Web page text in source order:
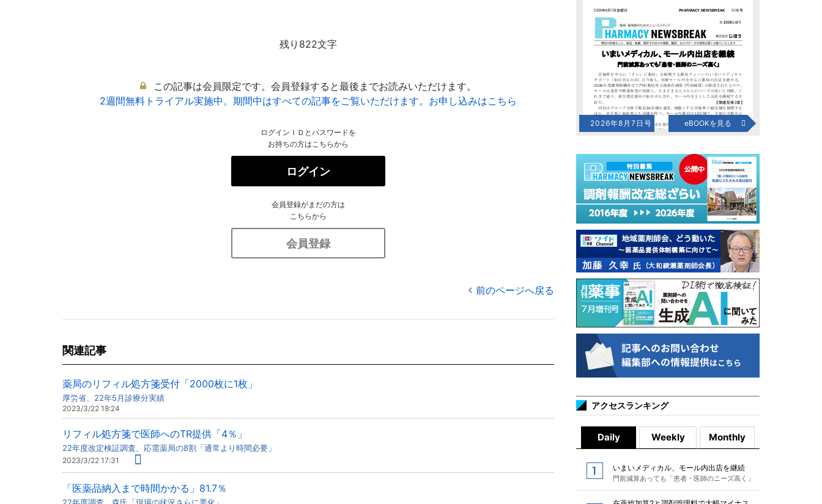
残り822文字
この記事は会員限定です。会員登録すると最後までお読みいただけます。
2週間無料トライアル実施中。期間中はすべての記事をご覧いただけます。お申し込みはこちら
ログインＩＤとパスワードを
お持ちの方はこちらから
ログイン
会員登録がまだの方は
こちらから
会員登録
前のページへ戻る
関連記事
薬局のリフィル処方箋受付「2000枚に1枚」
厚労省、22年5月診療分実績
2023/3/22 18:24
リフィル処方箋で医師へのTR提供「4％」
22年度改定検証調査、応需薬局の8割「通常より時間必要」
2023/3/22 17:31
「医薬品納入まで時間かかる」81.7％
2026年8月7日号 eBOOKを見る
アクセスランキング
Daily Weekly Monthly
いまいメディカル、モール内出店を継続
門前減算あっても「患者・医師のニーズ高く」